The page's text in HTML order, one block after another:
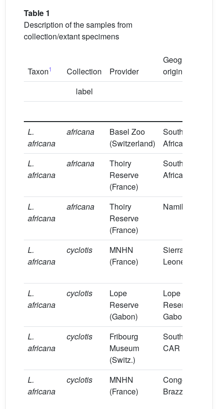
Table 1
Description of the samples from
collection/extant specimens
Taxon1 Collection Provider
Geographic
origin
label
L.
africana
africana
Basel Zoo
(Switzerland)
South
Africa
L.
africana
africana
Thoiry
Reserve
(France)
South
Africa
L.
africana
africana
Thoiry
Reserve
(France)
Namibia
L.
africana
cyclotis
MNHN
(France)
Sierra-
Leone
L.
africana
cyclotis
Lope
Reserve
(Gabon)
Lope
Reserve,
Gabon
L.
africana
cyclotis
Fribourg
Museum
(Switz.)
Southern
CAR
L.
africana
cyclotis
MNHN
(France)
Congo
Brazzaville